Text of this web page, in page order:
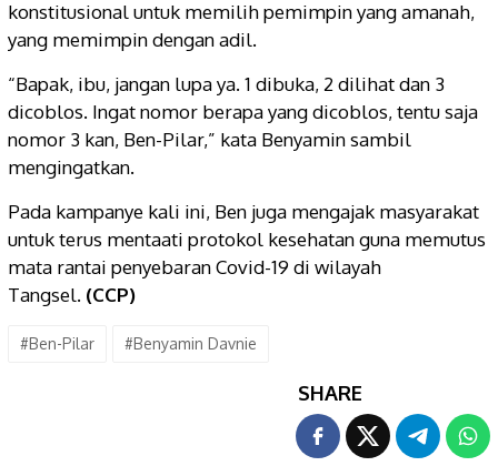
konstitusional untuk memilih pemimpin yang amanah,
yang memimpin dengan adil.
“Bapak, ibu, jangan lupa ya. 1 dibuka, 2 dilihat dan 3
dicoblos. Ingat nomor berapa yang dicoblos, tentu saja
nomor 3 kan, Ben-Pilar,” kata Benyamin sambil
mengingatkan.
Pada kampanye kali ini, Ben juga mengajak masyarakat
untuk terus mentaati protokol kesehatan guna memutus
mata rantai penyebaran Covid-19 di wilayah
Tangsel. (CCP)
#Ben-Pilar #Benyamin Davnie
SHARE